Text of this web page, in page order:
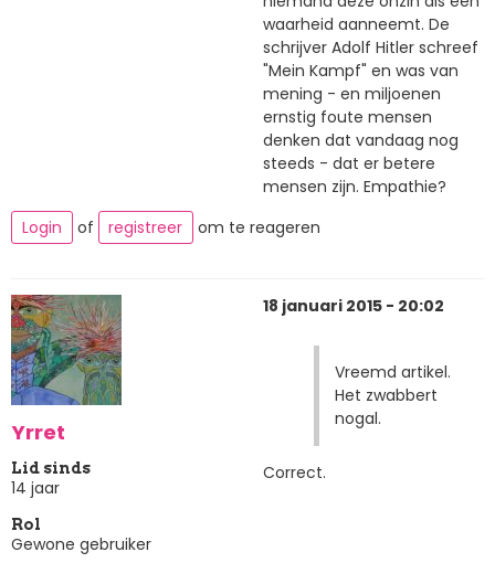
waarheid aanneemt. De
schrijver Adolf Hitler schreef
"Mein Kampf" en was van
mening - en miljoenen
ernstig foute mensen
denken dat vandaag nog
steeds - dat er betere
mensen zijn. Empathie?
Login
of registreer om te reageren
Yrret
Lid sinds
14 jaar
Rol
Gewone gebruiker
18 januari 2015 - 20:02
Vreemd artikel.
Het zwabbert
nogal.
Correct.